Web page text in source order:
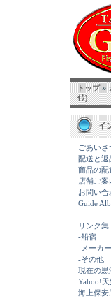
トップ»
ｲｸ)
イ
ごあいさ
配送と返
商品の配
店舗ご案
お問い合
Guide
リンク集
-船宿
-メーカー
-その他
現在の黒
Yahoo!天
海上保